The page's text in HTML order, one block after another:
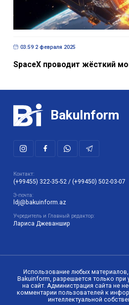
03:59 2 февраля 2025
SpaceX проводит жёсткий
BakuInform
Контакт:
(+99455) 322-35-52 / (+99450) 502-03-07
Э-почта:
ldj@bakuinform.az
Учредитель и Главный редактор:
Лариса Джеваншир
Использование любых
Bakuinform, разрешается только при
на сайт. Администрация сайта не
комментарии пользователей к
интеллектуальной